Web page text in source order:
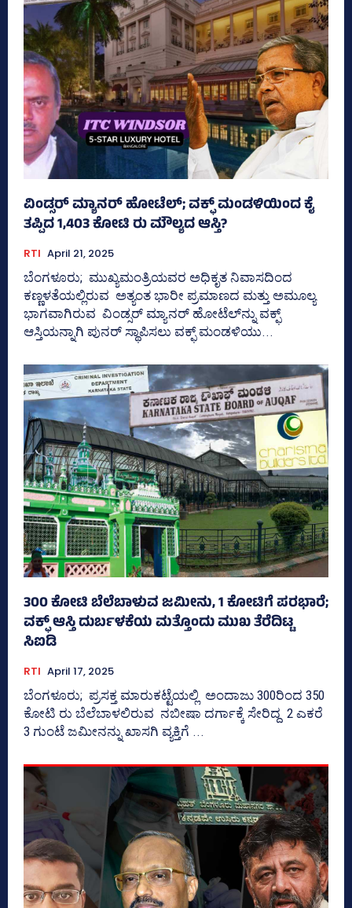
ವಿಂಡ್ಸರ್ ಮ್ಯಾನರ್ ಹೋಟೆಲ್; ವಕ್ಫ್‌ ಮಂಡಳಿಯಿಂದ ಕೈ
ತಪ್ಪಿದ 1,403 ಕೋಟಿ ರು ಮೌಲ್ಯದ ಆಸ್ತಿ?
RTI April 21, 2025
ಬೆಂಗಳೂರು; ಮುಖ್ಯಮಂತ್ರಿಯವರ ಅಧಿಕೃತ ನಿವಾಸದಿಂದ
ಕಣ್ಣಳತೆಯಲ್ಲಿರುವ ಅತ್ಯಂತ ಭಾರೀ ಪ್ರಮಾಣದ ಮತ್ತು ಅಮೂಲ್ಯ
ಭಾಗವಾಗಿರುವ ವಿಂಡ್ಸರ್‍‌ ಮ್ಯಾನರ್‍‌ ಹೋಟೆಲ್‌ನ್ನು ವಕ್ಫ್‌
ಆಸ್ತಿಯನ್ನಾಗಿ ಪುನರ್‍‌ ಸ್ಥಾಪಿಸಲು ವಕ್ಫ್‌ ಮಂಡಳಿಯು...
300 ಕೋಟಿ ಬೆಲೆಬಾಳುವ ಜಮೀನು, 1 ಕೋಟಿಗೆ ಪರಭಾರೆ;
ವಕ್ಫ್‌ ಆಸ್ತಿ ದುರ್ಬಳಕೆಯ ಮತ್ತೊಂದು ಮುಖ ತೆರೆದಿಟ್ಟ
ಸಿಐಡಿ
RTI April 17, 2025
ಬೆಂಗಳೂರು; ಪ್ರಸಕ್ತ ಮಾರುಕಟ್ಟೆಯಲ್ಲಿ ಅಂದಾಜು 300ರಿಂದ 350
ಕೋಟಿ ರು ಬೆಲೆಬಾಳಲಿರುವ ನಬೀಷಾ ದರ್ಗಾಕ್ಕೆ ಸೇರಿದ್ದ 2 ಎಕರೆ
3 ಗುಂಟೆ ಜಮೀನನ್ನು ಖಾಸಗಿ ವ್ಯಕ್ತಿಗೆ ...